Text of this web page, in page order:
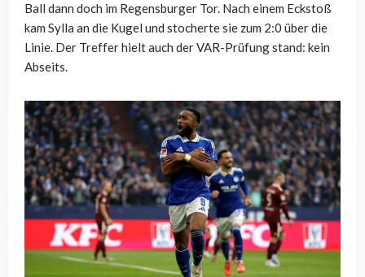
Ball dann doch im Regensburger Tor. Nach einem Eckstoß
kam Sylla an die Kugel und stocherte sie zum 2:0 über die
Linie. Der Treffer hielt auch der VAR-Prüfung stand: kein
Abseits.